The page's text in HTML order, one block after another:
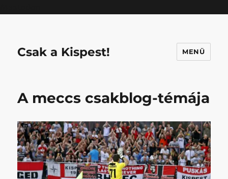
Csak a Kispest! MENÜ
A meccs csakblog-témája